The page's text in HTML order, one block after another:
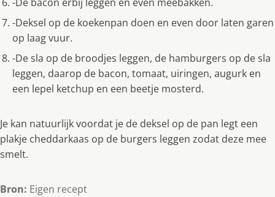
-Deksel op de koekenpan doen en even door laten garen
op laag vuur.
-De sla op de broodjes leggen, de hamburgers op de sla
leggen, daarop de bacon, tomaat, uiringen, augurk en
een lepel ketchup en een beetje mosterd.
Je kan natuurlijk voordat je de deksel op de pan legt een
plakje cheddarkaas op de burgers leggen zodat deze mee
smelt.
Bron: Eigen recept